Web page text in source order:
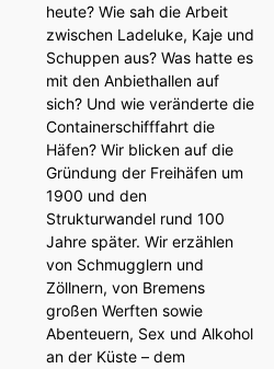
heute? Wie sah die Arbeit
zwischen Ladeluke, Kaje und
Schuppen aus? Was hatte es
mit den Anbiethallen auf
sich? Und wie veränderte die
Containerschifffahrt die
Häfen? Wir blicken auf die
Gründung der Freihäfen um
1900 und den
Strukturwandel rund 100
Jahre später. Wir erzählen
von Schmugglern und
Zöllnern, von Bremens
großen Werften sowie
Abenteuern, Sex und Alkohol
an der Küste – dem